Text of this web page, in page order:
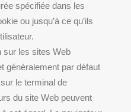
spécifiée dans les
ou jusqu’à ce qu’ils
sur les sites Web
généralement par défaut
le terminal de
du site Web peuvent